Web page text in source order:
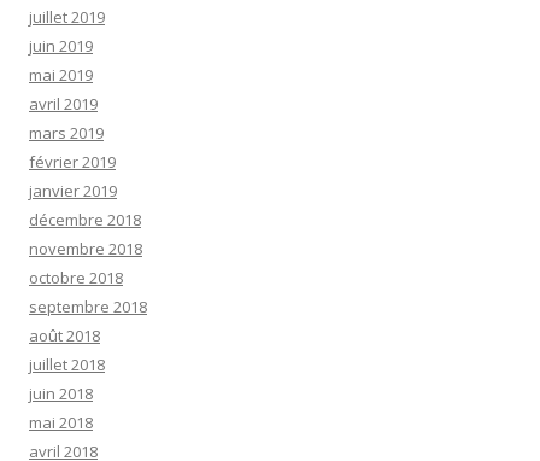
juillet 2019
juin 2019
mai 2019
avril 2019
mars 2019
février 2019
janvier 2019
décembre 2018
novembre 2018
octobre 2018
septembre 2018
août 2018
juillet 2018
juin 2018
mai 2018
avril 2018